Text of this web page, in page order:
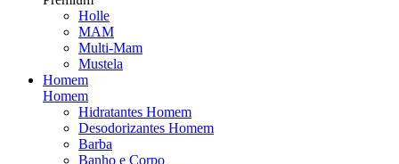
Holle
MAM
Multi-Mam
Mustela
Homem
Homem
Hidratantes Homem
Desodorizantes Homem
Barba
Banho e Corpo